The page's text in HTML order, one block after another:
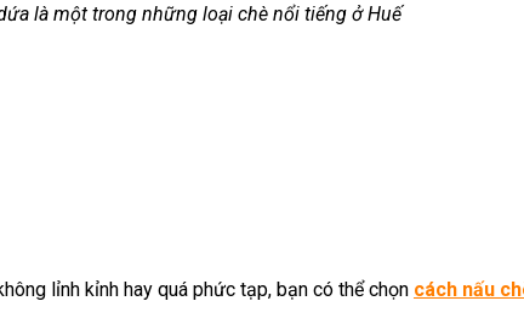
là một trong những loại chè nổi tiếng ở Huế
lỉnh kỉnh hay quá phức tạp, bạn có thể chọn cách nấu